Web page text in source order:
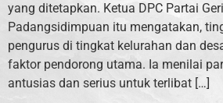
yang ditetapkan. Ketua DPC Partai
Padangsidimpuan itu mengatakan,
pengurus di tingkat kelurahan dan
faktor pendorong utama. Ia menilai
antusias dan serius untuk terlibat […]